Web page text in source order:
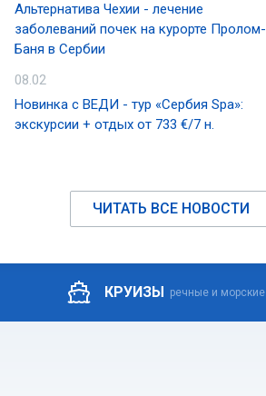
Альтернатива Чехии - лечение
заболеваний почек на курорте Пролом-
Баня в Сербии
08.02
Новинка с ВЕДИ - тур «Сербия Spa»:
экскурсии + отдых от 733 €/7 н.
ЧИТАТЬ ВСЕ НОВОСТИ
КРУИЗЫ речные и морские